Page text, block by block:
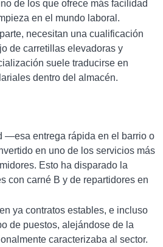
de los que ofrece más facilidad
en el mundo laboral.
necesitan una cualificación
de carretillas elevadoras y
suele traducirse en
dentro del almacén.
—esa entrega rápida en el barrio o
en uno de los servicios más
Esto ha disparado la
con carné B y de repartidores en
ya contratos estables, e incluso
de puestos, alejándose de la
caracterizaba al sector.